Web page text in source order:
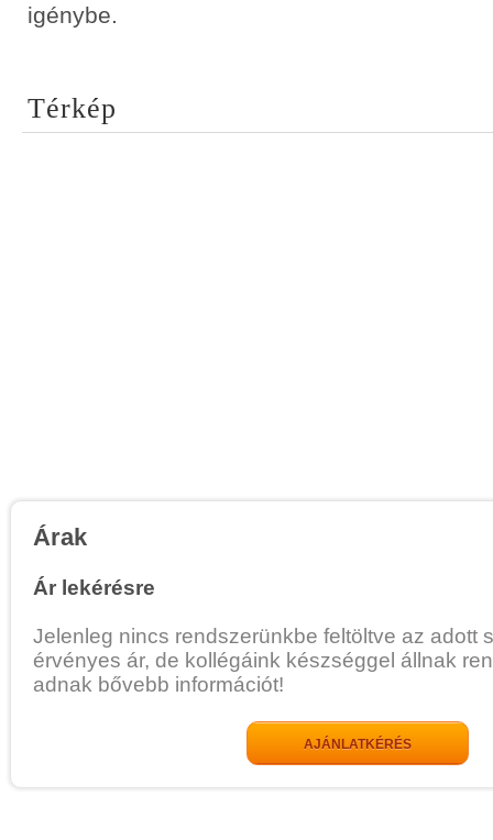
igénybe.
Térkép
Árak
Ár lekérésre
Jelenleg nincs rendszerünkbe feltöltve az adott
érvényes ár, de kollégáink készséggel állnak
adnak bővebb információt!
AJÁNLATKÉRÉS